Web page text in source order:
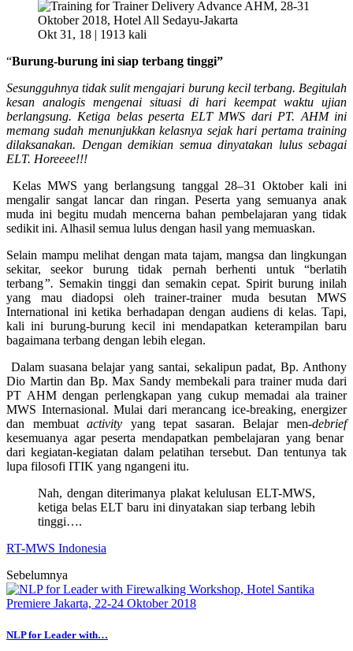
Okt 31, 18 | 1913 kali
“Burung-burung ini siap terbang tinggi”
Sesungguhnya tidak sulit mengajari burung kecil terbang. Begitulah
kesan analogis mengenai situasi di hari keempat waktu ujian
berlangsung. Ketiga belas peserta ELT MWS dari PT. AHM ini
memang sudah menunjukkan kelasnya sejak hari pertama training
dilaksanakan. Dengan demikian semua dinyatakan lulus sebagai
ELT. Horeeee!!!
Kelas MWS yang berlangsung tanggal 28–31 Oktober kali ini
mengalir sangat lancar dan ringan. Peserta yang semuanya anak
muda ini begitu mudah mencerna bahan pembelajaran yang tidak
sedikit ini. Alhasil semua lulus dengan hasil yang memuaskan.
Selain mampu melihat dengan mata tajam, mangsa dan lingkungan
sekitar, seekor burung tidak pernah berhenti untuk “berlatih
terbang”. Semakin tinggi dan semakin cepat. Spirit burung inilah
yang mau diadopsi oleh trainer-trainer muda besutan MWS
International ini ketika berhadapan dengan audiens di kelas. Tapi,
kali ini burung-burung kecil ini mendapatkan keterampilan baru
bagaimana terbang dengan lebih elegan.
Dalam suasana belajar yang santai, sekalipun padat, Bp. Anthony
Dio Martin dan Bp. Max Sandy membekali para trainer muda dari
PT AHM dengan perlengkapan yang cukup memadai ala trainer
MWS Internasional. Mulai dari merancang ice-breaking, energizer
dan membuatactivity yang tepat sasaran. Belajar men-debrief
kesemuanya agar peserta mendapatkan pembelajaran yang benar
dari kegiatan-kegiatan dalam pelatihan tersebut. Dan tentunya tak
lupa filosofi ITIK yang ngangeni itu.
Nah, dengan diterimanya plakat kelulusan ELT-MWS,
ketiga belas ELT baru ini dinyatakan siap terbang lebih
tinggi….
RT-MWS Indonesia
Sebelumnya
NLP for Leader with…